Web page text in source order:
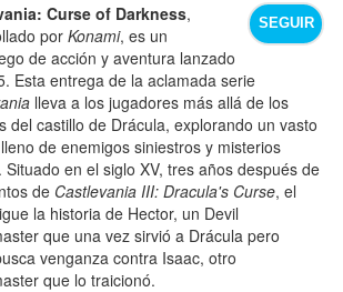
SEGUIR
Curse of Darkness,
porKonami, es un
de acción y aventura lanzado
Esta entrega de la aclamada serie
lleva a los jugadores más allá de los
del castillo de Drácula, explorando un vasto
de enemigos siniestros y misterios
Situado en el siglo XV, tres años después de
de Castlevania III: Dracula's Curse, el
la historia de Hector, un Devil
que una vez sirvió a Drácula pero
venganza contra Isaac, otro
que lo traicionó.